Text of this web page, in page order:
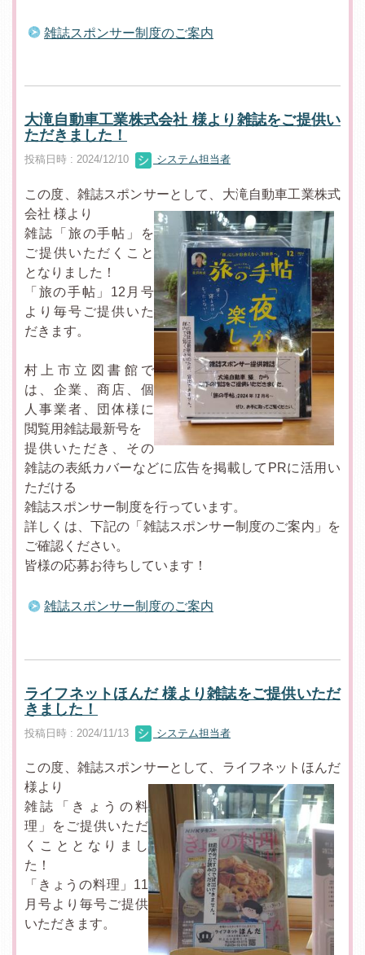
雑誌スポンサー制度のご案内
大滝自動車工業株式会社 様より雑誌をご提供い
ただきました！
投稿日時 : 2024/12/10 システム担当者
この度、雑誌スポンサーとして、大滝自動車工業株式
会社 様より
雑誌「旅の手帖」を
ご提供いただくこと
となりました！
「旅の手帖」12月号
より毎号ご提供いた
だきます。
村上市立図書館で
は、企業、商店、個
人事業者、団体様に
閲覧用雑誌最新号を
提供いただき、その
雑誌の表紙カバーなどに広告を掲載してPRに活用い
ただける
雑誌スポンサー制度を行っています。
詳しくは、下記の「雑誌スポンサー制度のご案内」を
ご確認ください。
皆様の応募お待ちしています！
雑誌スポンサー制度のご案内
ライフネットほんだ 様より雑誌をご提供いただ
きました！
投稿日時 : 2024/11/13 システム担当者
この度、雑誌スポンサーとして、ライフネットほんだ
様より
雑誌「きょうの料
理」をご提供いただ
くこととなりまし
た！
「きょうの料理」11
月号より毎号ご提供
いただきます。